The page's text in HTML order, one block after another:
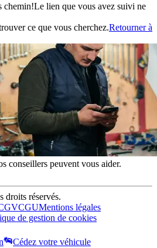
chemin!Le lien que vous avez suivi ne
ce que vous cherchez.Retourner à
conseillers peuvent vous aider.
droits réservés.
CGUMentions légales
de gestion de cookies
Cédez votre véhicule